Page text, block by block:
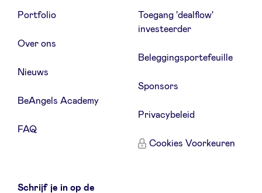
Portfolio
Over ons
Nieuws
BeAngels Academy
FAQ
Toegang 'dealflow'
investeerder
Beleggingsportefeuille
Sponsors
Privacybeleid
Cookies Voorkeuren
Schrijf je in op de